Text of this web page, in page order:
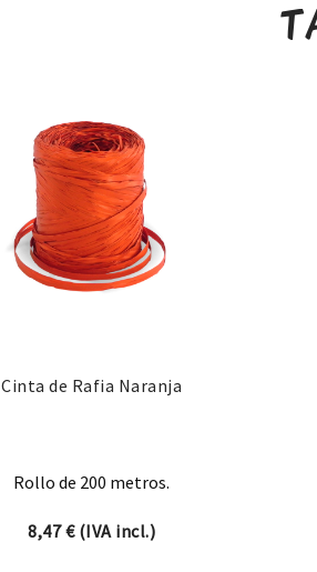
Cinta de Rafia Naranja
Rollo de 200 metros.
8,47€(IVA incl.)